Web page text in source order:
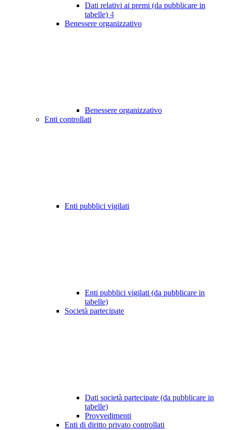
Dati relativi ai premi (da pubblicare in
tabelle) 4
Benessere organizzativo
Benessere organizzativo
Enti controllati
Enti pubblici vigilati
Enti pubblici vigilati (da pubblicare in
tabelle)
Società partecipate
Dati società partecipate (da pubblicare in
tabelle)
Provvedimenti
Enti di diritto privato controllati